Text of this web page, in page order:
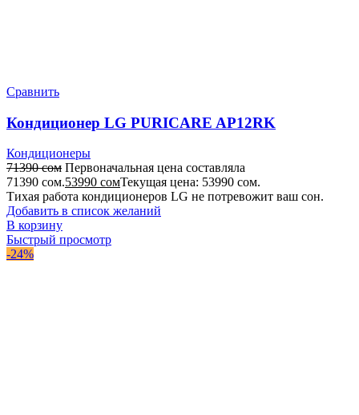
Сравнить
Кондиционер LG PURICARE AP12RK
Кондиционеры
71390сом Первоначальная цена составляла
71390 сом.53990 сомТекущая цена: 53990 сом.
Тихая работа кондиционеров LG не потревожит ваш сон.
Добавить в список желаний
В корзину
Быстрый просмотр
-24%